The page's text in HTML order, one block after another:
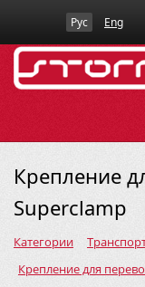
Рус Eng
Крепление
Superclamp
Категории
Крепление для